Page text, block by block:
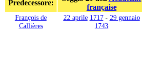
Predecessore:
française
François de
Callières
22 aprile 1717- 29 gennaio
1743